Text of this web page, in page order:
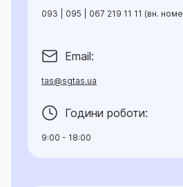
093 | 095 | 067 219 11 11 (вн.
Email:
tas@sgtas.ua
Години роботи:
9:00 - 18:00